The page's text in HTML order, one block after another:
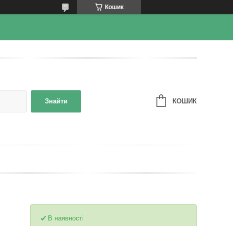
Кошик
Знайти КОШИК
В наявності